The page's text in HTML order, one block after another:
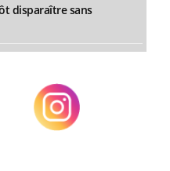
disparaître sans